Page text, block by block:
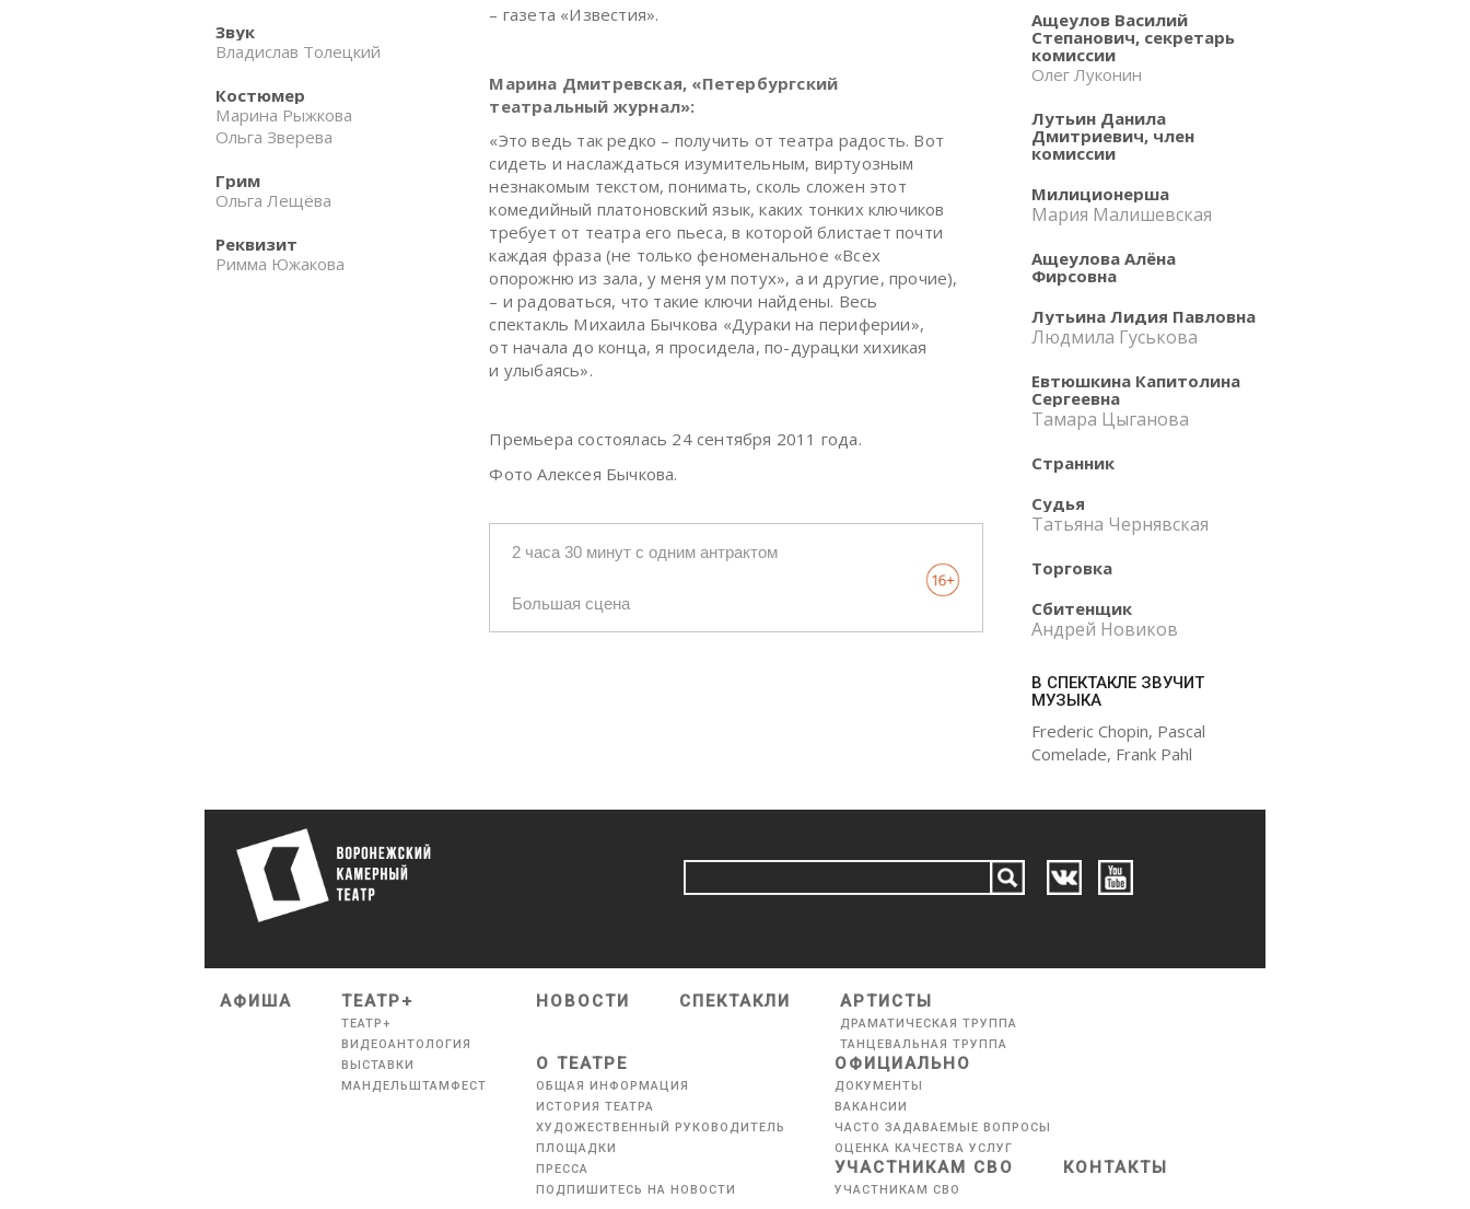
Звук
Владислав Толецкий
Костюмер
Марина Рыжкова
Ольга Зверева
Грим
Ольга Лещёва
Реквизит
Римма Южакова
– газета «Известия».
Марина Дмитревская, «Петербургский
театральный журнал»:
«Это ведь так редко – получить от театра радость. Вот
сидеть и наслаждаться изумительным, виртуозным
незнакомым текстом, понимать, сколь сложен этот
комедийный платоновский язык, каких тонких ключиков
требует от театра его пьеса, в которой блистает почти
каждая фраза (не только феноменальное «Всех
опорожню из зала, у меня ум потух», а и другие, прочие),
– и радоваться, что такие ключи найдены. Весь
спектакль Михаила Бычкова «Дураки на периферии»,
от начала до конца, я просидела, по-дурацки хихикая
и улыбаясь».
Премьера состоялась 24 сентября 2011 года.
Фото Алексея Бычкова.
2 часа 30 минут с одним антрактом
Большая сцена
Ащеулов Василий
Степанович, секретарь
комиссии
Олег Луконин
Лутьин Данила
Дмитриевич, член
комиссии
Милиционерша
Мария Малишевская
Ащеулова Алёна
Фирсовна
Лутьина Лидия Павловна
Людмила Гуськова
Евтюшкина Капитолина
Сергеевна
Тамара Цыганова
Странник
Судья
Татьяна Чернявская
Торговка
Сбитенщик
Андрей Новиков
В СПЕКТАКЛЕ ЗВУЧИТ
МУЗЫКА
Frederic Chopin, Pascal
Comelade, Frank Pahl
АФИША ТЕАТР+
ТЕАТР+
ВИДЕОАНТОЛОГИЯ
ВЫСТАВКИ
МАНДЕЛЬШТАМФЕСТ
НОВОСТИ СПЕКТАКЛИ АРТИСТЫ
ДРАМАТИЧЕСКАЯ ТРУППА
ТАНЦЕВАЛЬНАЯ ТРУППА
О ТЕАТРЕ
ОБЩАЯ ИНФОРМАЦИЯ
ИСТОРИЯ ТЕАТРА
ХУДОЖЕСТВЕННЫЙ РУКОВОДИТЕЛЬ
ПЛОЩАДКИ
ПРЕССА
ПОДПИШИТЕСЬ НА НОВОСТИ
ОФИЦИАЛЬНО
ДОКУМЕНТЫ
ВАКАНСИИ
ЧАСТО ЗАДАВАЕМЫЕ ВОПРОСЫ
ОЦЕНКА КАЧЕСТВА УСЛУГ
УЧАСТНИКАМ СВО
УЧАСТНИКАМ СВО
КОНТАКТЫ